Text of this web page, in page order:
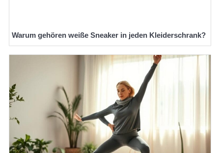
Warum gehören weiße Sneaker in jeden Kleiderschrank?